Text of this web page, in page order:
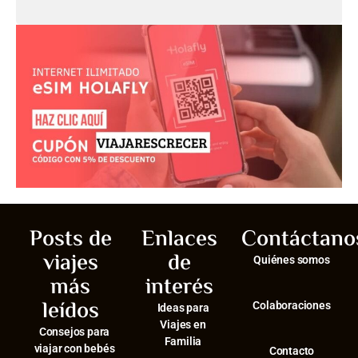
Posts de
viajes
más
leídos
Consejos para
viajar con bebés
Enlaces
de
interés
Ideas para
Viajes en
Familia
Quiénes somos
Colaboraciones
Contacto